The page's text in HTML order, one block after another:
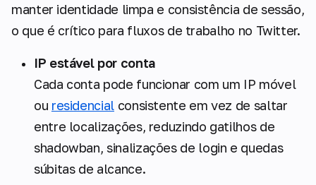
manter identidade limpa e consistência de sessão,
o que é crítico para fluxos de trabalho no Twitter.
IP estável por conta
Cada conta pode funcionar com um IP móvel
ou residencialconsistente em vez de saltar
entre localizações, reduzindo gatilhos de
shadowban, sinalizações de login e quedas
súbitas de alcance.